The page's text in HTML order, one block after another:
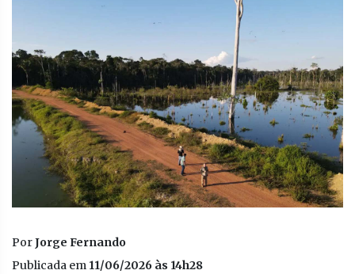
PorJorge Fernando
Publicada em 11/06/2026 às 14h28